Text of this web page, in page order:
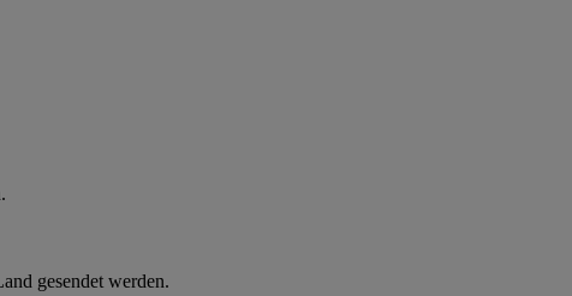
gesendet werden.